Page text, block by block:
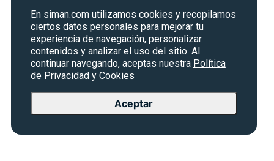
En siman.com utilizamos cookies y recopilamos
ciertos datos personales para mejorar tu
experiencia de navegación, personalizar
contenidos y analizar el uso del sitio. Al
continuar navegando, aceptas nuestra Política
de Privacidad y Cookies
Aceptar